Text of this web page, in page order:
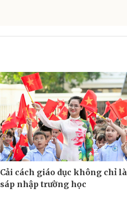
Cải cách giáo dục không chỉ là
sáp nhập trường học